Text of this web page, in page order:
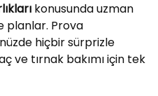
konusunda uzman
planlar. Prova
hiçbir sürprizle
ve tırnak bakımı için tek